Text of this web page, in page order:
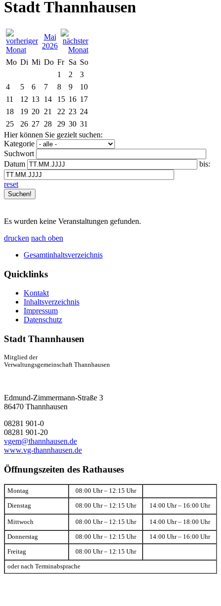
Stadt Thannhausen
Mai
2026
Mo Di Mi Do Fr Sa So
1
2
3
4
5 6 7 8 9
10
11
12 13 14 15 16 17
18
19 20 21 22 23 24
25
26 27 28 29 30 31
Hier können Sie gezielt suchen:
Kategorie
Suchwort
Datum
bis:
reset
Es wurden keine Veranstaltungen gefunden.
drucken nach oben
Gesamtinhaltsverzeichnis
Quicklinks
Kontakt
Inhaltsverzeichnis
Impressum
Datenschutz
Stadt Thannhausen
Mitglied der
Verwaltungsgemeinschaft Thannhausen
Edmund-Zimmermann-Straße 3
86470 Thannhausen
08281 901-0
08281 901-20
vgem@thannhausen.de
www.vg-thannhausen.de
Öffnungszeiten des Rathauses
Montag 08:00 Uhr – 12:15 Uhr
Dienstag 08:00 Uhr – 12:15 Uhr 14:00 Uhr – 16:00 Uhr
Mittwoch 08:00 Uhr – 12:15 Uhr 14:00 Uhr – 18:00 Uhr
Donnerstag 08:00 Uhr – 12:15 Uhr 14:00 Uhr – 16:00 Uhr
Freitag 08:00 Uhr – 12:15 Uhr
oder nach Terminabsprache